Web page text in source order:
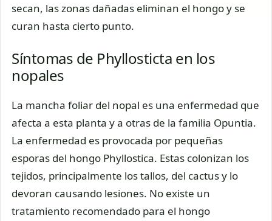
secan, las zonas dañadas eliminan el hongo y se
curan hasta cierto punto.
Síntomas de Phyllosticta en los
nopales
La mancha foliar del nopal es una enfermedad que
afecta a esta planta y a otras de la familia Opuntia.
La enfermedad es provocada por pequeñas
esporas del hongo Phyllostica. Estas colonizan los
tejidos, principalmente los tallos, del cactus y lo
devoran causando lesiones. No existe un
tratamiento recomendado para el hongo